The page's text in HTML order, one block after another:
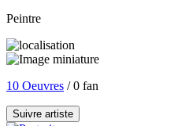
Peintre
10 Oeuvres / 0 fan
Suivre artiste